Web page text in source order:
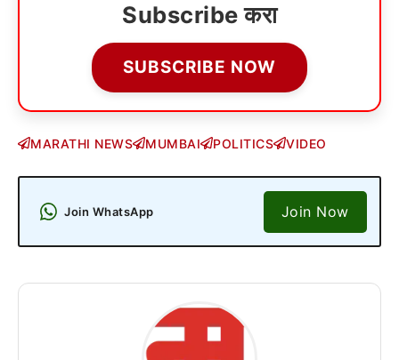
Subscribe करा
SUBSCRIBE NOW
MARATHI NEWS MUMBAI POLITICS VIDEO
Join WhatsApp Join Now